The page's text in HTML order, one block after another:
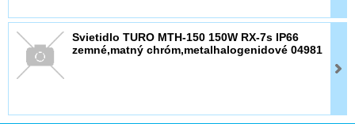
Svietidlo TURO MTH-150 150W RX-7s IP66
zemné,matný chróm,metalhalogenidové 04981